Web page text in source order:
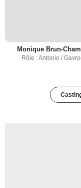
Monique Brun-
Rôle : Antonio /